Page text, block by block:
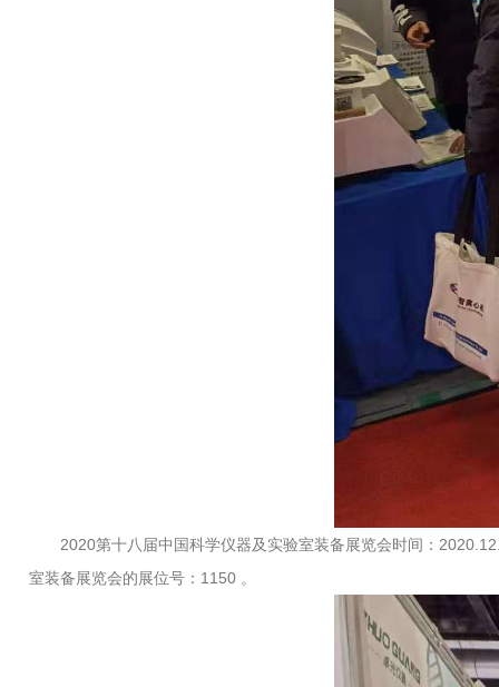
2020第十八届中国科学仪器及实验室装备展览会时间：
室装备展览会的展位号：1150 。